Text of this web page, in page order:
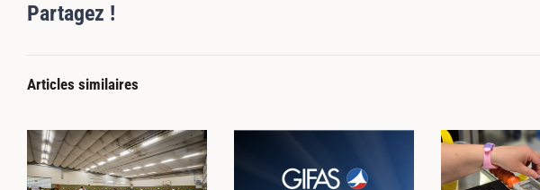
Partagez !
Articles similaires